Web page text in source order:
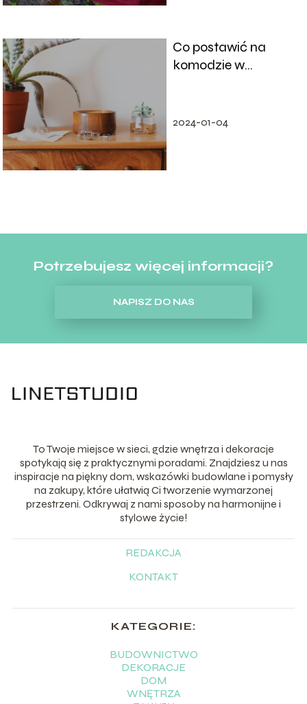
Co postawić na
komodzie w
2024-01-04
Potrzebujesz więcej informacji?
NAPISZ DO NAS
To Twoje miejsce w sieci, gdzie wnętrza i dekoracje
spotykają się z praktycznymi poradami. Znajdziesz u nas
inspiracje na piękny dom, wskazówki budowlane i pomysły
na zakupy, które ułatwią Ci tworzenie wymarzonej
przestrzeni. Odkrywaj z nami sposoby na harmonijne i
stylowe życie!
REDAKCJA
KONTAKT
KATEGORIE:
BUDOWNICTWO
DEKORACJE
DOM
WNĘTRZA